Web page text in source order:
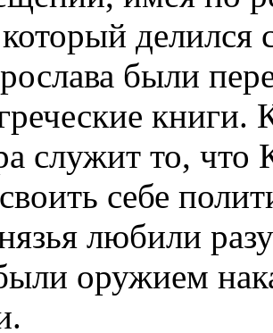
были
книги.
служит то, что
себе
любили
оружием